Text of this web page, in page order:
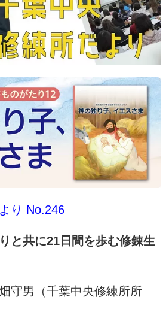
り No.246
と共に21日間を歩む修錬生
守男（千葉中央修練所所